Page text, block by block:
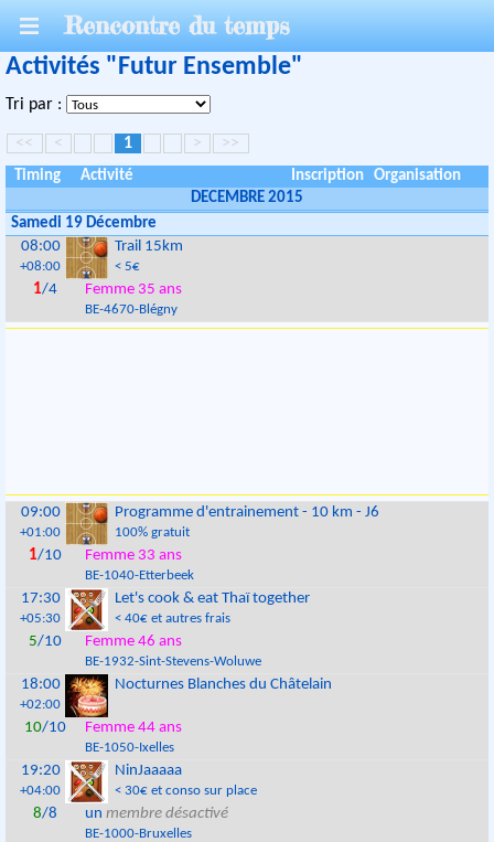
Rencontre du temps
Activités "Futur Ensemble"
Tri par :
<< < 1 > >>
Timing Activité Inscription
Organisation
DECEMBRE 2015
Samedi 19 Décembre
08:00
+08:00
Trail 15km
< 5€
1/4 Femme 35 ans
BE-4670-Blégny
09:00
+01:00
Programme d'entrainement - 10 km - J6
100% gratuit
1/10 Femme 33 ans
BE-1040-Etterbeek
17:30
+05:30
Let's cook & eat Thaï together
< 40€ et autres frais
5/10 Femme 46 ans
BE-1932-Sint-Stevens-Woluwe
18:00
+02:00
Nocturnes Blanches du Châtelain
10/10 Femme 44 ans
BE-1050-Ixelles
19:20
+04:00
NinJaaaaa
< 30€ et conso sur place
8/8 unmembre désactivé
BE-1000-Bruxelles